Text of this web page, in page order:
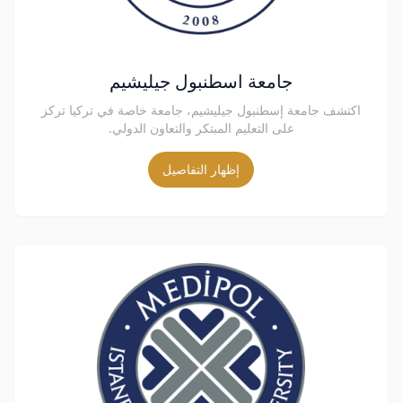
جامعة اسطنبول جيليشيم
اكتشف جامعة إسطنبول جيليشيم، جامعة خاصة في تركيا تركز
على التعليم المبتكر والتعاون الدولي.
إظهار التفاصيل